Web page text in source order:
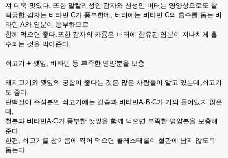
져 더욱 맛있다. 또한 알칼리성인 감자와 산성인 버터는 영양상으로도 찰
떡궁합.감자는 비타민 C가 풍부한데, 버터에는 비타민 C의 흡수를 돕는 비
타민 A와 염분이 풍부하므로
함께 먹으면 좋다.또한 감자의 카륨은 버터에 함유된 염분이 지나치게 흡
수되는 것을 막아준다.
쇠고기 + 깻잎, 비타민 등 부족한 영양분을 보충
돼지고기와 깻잎의 궁합이 좋다는 것은 많은 사람들이 알고 있는데,쇠고기
도 좋다.
단백질이 주성분인 쇠고기에는 칼슘과 비타민A·B·C가 거의 들어있지 않은
데,
철분과 비타민A·C가 풍부한 깻잎을 함께 먹으면 부족한 영양분을 보충해
준다.
한편, 쇠고기를 참기름에 찍어 먹으면 콜레스테롤이 혈관에 남지 않도록
돕는다.